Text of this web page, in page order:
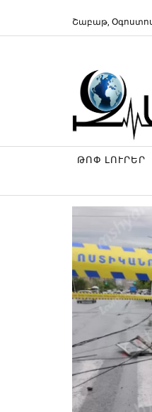
Շաբաթ, Օգոստոս
ԹՈՓ ԼՈՒՐԵՐ